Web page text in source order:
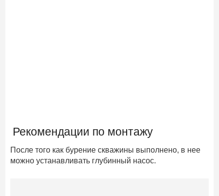
Рекомендации по монтажу
После того как бурение скважины выполнено, в нее
можно устанавливать глубинный насос.